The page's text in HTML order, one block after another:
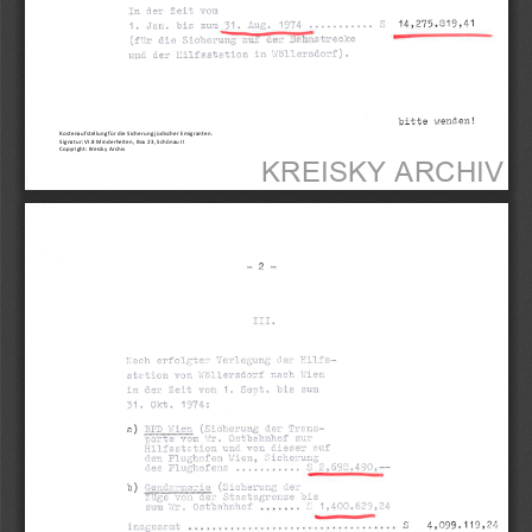
KREISKY ARCHIV
Kostenaufstellung für die Sicherung jüdischer Emigranten.
Signatur: VI.8 Minderheiten, Box 23, Schönau II
Copyright: Kreisky Archiv